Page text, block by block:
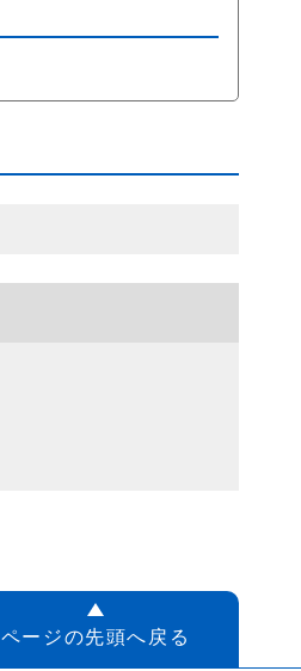
ページの先頭へ戻る